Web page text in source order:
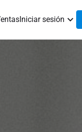
Iniciar sesión